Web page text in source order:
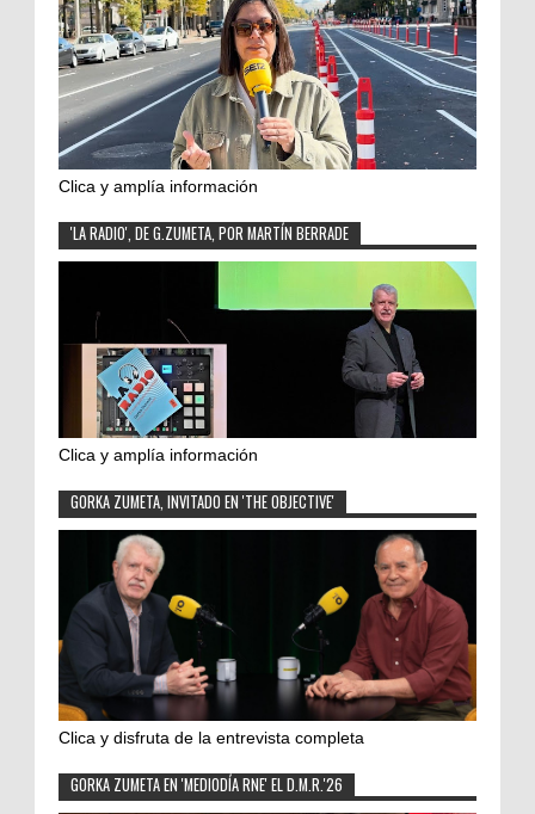
Clica y amplía información
'LA RADIO', DE G.ZUMETA, POR MARTÍN BERRADE
Clica y amplía información
GORKA ZUMETA, INVITADO EN 'THE OBJECTIVE'
Clica y disfruta de la entrevista completa
GORKA ZUMETA EN 'MEDIODÍA RNE' EL D.M.R.'26